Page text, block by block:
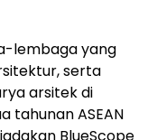
lembaga yang
serta
arsitek di
tahunan ASEAN
BlueScope